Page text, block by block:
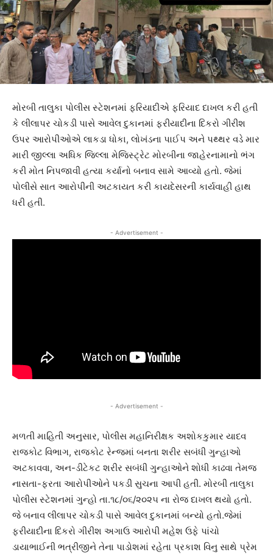
મોરબી તાલુકા પોલીસ સ્ટેશનમાં ફરિયાદીએ ફરિયાદ દાખલ કરી હતી
કે લીલાપર ચોકડી પાસે આવેલ દુકાનમાં ફરીયાદીના દિકરો ગીરીશ
ઉપર આરોપીઓએ લાકડા ધોકા, લોખંડના પાઈપ અને પથ્થર વડે માર
મારી જીલ્લા અધિક જિલ્લા મેજિસ્ટ્રેટ મોરબીના જાહેરનામાનો ભંગ
કરી મોત નિપજાવી હત્યા કર્યાનો બનાવ સામે આવ્યો હતો. જેમાં
પોલીસે સાત આરોપીની અટકાયત કરી કાયદેસરની કાર્યવાહી હાથ
ધરી હતી.
- Advertisement -
- Advertisement -
મળતી માહિતી અનુસાર, પોલીસ મહાનિરીક્ષક અશોકકુમાર યાદવ
રાજકોટ વિભાગ, રાજકોટ રેન્જમાં બનતા શરીર સબંધી ગુન્હાઓ
અટકાવવા, અન-ડીટેકટ શરીર સબંધી ગુન્હાઓને શોધી કાઢવા તેમજ
નાસતા-ફરતા આરોપીઓને પકડી સુચના આપી હતી. મોરબી તાલુકા
પોલીસ સ્ટેશનમાં ગુન્હો તા.૧૮/૦૬/૨૦૨૫ ના રોજ દાખલ થયો હતો.
જે બનાવ લીલાપર ચોકડી પાસે આવેલ દુકાનમાં બન્યો હતો.જેમાં
ફરીયાદીના દિકરો ગીરીશ અગાઉ આરોપી મહેશ ઉફે પાંચો
ડાયાભાઈની ભત્રીજીને તેના પાડોશમાં રહેતા પ્રકાશ વિનુ સાથે પ્રેમ